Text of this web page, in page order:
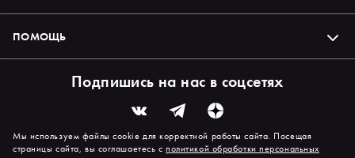
ПОМОЩЬ
Подпишись на нас в соцсетях
Мы используем файлы cookie для корректной работы сайта. Посещая
страницы сайта, вы соглашаетесь сполитикой обработки персональных